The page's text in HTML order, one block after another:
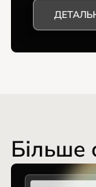
Більше